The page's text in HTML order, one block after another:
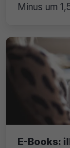
Minus um
E-Books: